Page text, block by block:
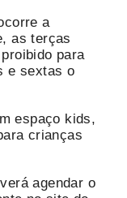
a
as terças
para
e sextas o
espaço kids,
crianças
agendar o